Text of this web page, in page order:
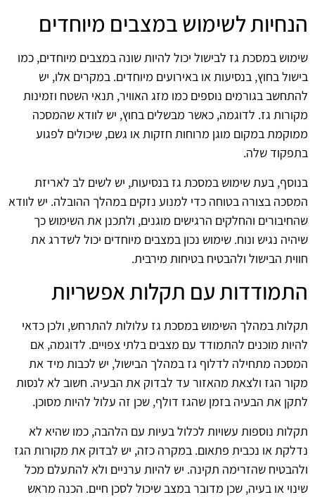
הנחיות לשימוש במצבים מיוחדים
שימוש במסכת גז לבישול יכול להיות שונה במצבים מיוחדים, כמו
בישול בחוץ, בנסיעות או באירועים מיוחדים. במקרים אלו, יש
להתחשב בגורמים נוספים כמו מזג האוויר, תנאי השטח וזמינות
מקורות גז. לדוגמה, כאשר מבשלים בחוץ, יש לוודא שהמסכה
ממוקמת במקום מוגן מרוחות חזקות או גשם, שיכולים לפגוע
בתפקוד שלה.
בנוסף, בעת שימוש במסכת גז בנסיעות, יש לשים לב לאריזת
המסכה בצורה בטוחה כדי למנוע נזקים במהלך ההובלה. יש לוודא
שהחיבורים והחלקים הרגישים מוגנים, ולתכנן את השימוש כך
שיהיה נגיש ונוח. שימוש נכון במצבים מיוחדים יכול לשדרג את
חווית הבישול ולהבטיח בטיחות מירבית.
התמודדות עם תקלות אפשריות
תקלות במהלך השימוש במסכת גז עלולות להתרחש, ולכן כדאי
להיות מוכנים להתמודד עם מצבים בלתי צפויים. לדוגמה, אם
המסכה מתחילה לדלוף גז במהלך הבישול, יש לכבות מיד את
מקור הגז ולצאת מהאזור עד לבדוק את הבעיה. חשוב לא לנסות
לתקן את הבעיה בזמן שהגז דולף, שכן זה עלול להיות מסוכן.
תקלות נוספות עשויות לכלול בעיות עם הלהבה, כמו שהיא לא
נדלקת או נכבית פתאום. במקרה כזה, יש לבדוק את מקורות הגז
ולהבטיח שהזרימה תקינה. יש להיות ערניים ולא להתעלם מכל
שינוי או בעיה, שכן מדובר במצב שיכול לסכן חיים. הכנה מראש